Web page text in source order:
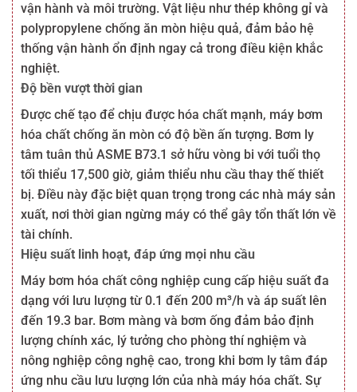
vận hành và môi trường. Vật liệu như thép không gỉ và
polypropylene chống ăn mòn hiệu quả, đảm bảo hệ
thống vận hành ổn định ngay cả trong điều kiện khắc
nghiệt.
Độ bền vượt thời gian
Được chế tạo để chịu được hóa chất mạnh, máy bơm
hóa chất chống ăn mòn có độ bền ấn tượng. Bơm ly
tâm tuân thủ ASME B73.1 sở hữu vòng bi với tuổi thọ
tối thiểu 17,500 giờ, giảm thiểu nhu cầu thay thế thiết
bị. Điều này đặc biệt quan trọng trong các nhà máy sản
xuất, nơi thời gian ngừng máy có thể gây tổn thất lớn về
tài chính.
Hiệu suất linh hoạt, đáp ứng mọi nhu cầu
Máy bơm hóa chất công nghiệp cung cấp hiệu suất đa
dạng với lưu lượng từ 0.1 đến 200 m³/h và áp suất lên
đến 19.3 bar. Bơm màng và bơm ống đảm bảo định
lượng chính xác, lý tưởng cho phòng thí nghiệm và
nông nghiệp công nghệ cao, trong khi bơm ly tâm đáp
ứng nhu cầu lưu lượng lớn của nhà máy hóa chất. Sự